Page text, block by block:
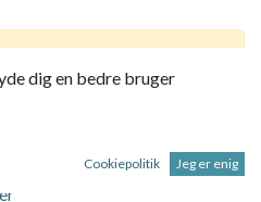
dig en bedre bruger
Cookiepolitik Jeg er enig